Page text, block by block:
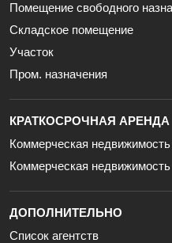
Помещение свободного
Складское помещение
Участок
Пром. назначения
КРАТКОСРОЧНАЯ АРЕНДА
Коммерческая недвижимость
Коммерческая
ДОПОЛНИТЕЛЬНО
Список агентств